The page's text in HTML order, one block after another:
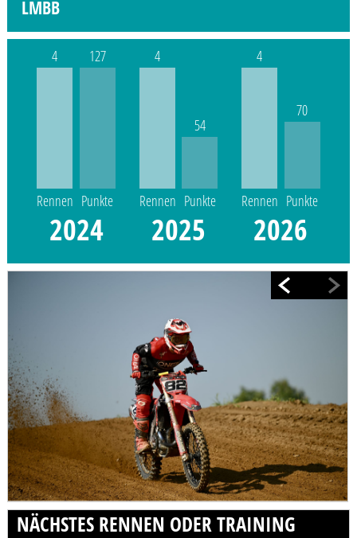
LMBB
4
Rennen
127
Punkte
2024
4
Rennen
54
Punkte
2025
4
Rennen
70
Punkte
2026
NÄCHSTES RENNEN ODER TRAINING